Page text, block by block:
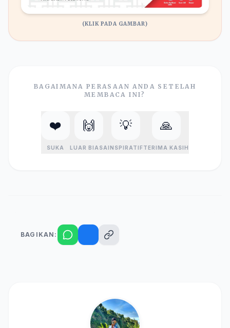
(KLIK PADA GAMBAR)
BAGAIMANA PERASAAN ANDA SETELAH
MEMBACA INI?
❤️
SUKA
🙌
LUAR BIASA
💡
INSPIRATIF
🙏
TERIMA KASIH
BAGIKAN: